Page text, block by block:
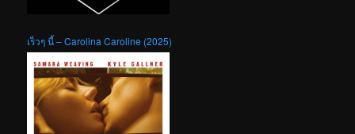
เร็วๆ นี้ – Carolina Caroline (2025)